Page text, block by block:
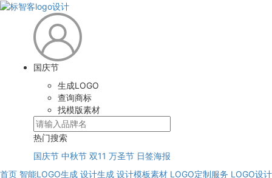
国庆节
生成LOGO
查询商标
找模版素材
热门搜索
国庆节 中秋节 双11 万圣节 日签海报
首页 智能LOGO生成 设计生成 设计模板素材 LOGO定制服务 LOGO设计